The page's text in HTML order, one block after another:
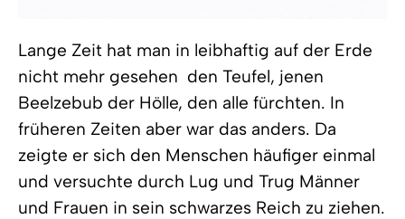
Lange Zeit hat man in leibhaftig auf der Erde
nicht mehr gesehen  den Teufel, jenen
Beelzebub der Hölle, den alle fürchten. In
früheren Zeiten aber war das anders. Da
zeigte er sich den Menschen häufiger einmal
und versuchte durch Lug und Trug Männer
und Frauen in sein schwarzes Reich zu ziehen.